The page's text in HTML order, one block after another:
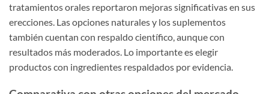
tratamientos orales reportaron mejoras significativas en sus
erecciones. Las opciones naturales y los suplementos
también cuentan con respaldo científico, aunque con
resultados más moderados. Lo importante es elegir
productos con ingredientes respaldados por evidencia.